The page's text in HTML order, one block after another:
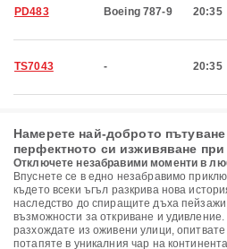
PD483 Boeing 787-9 20:35
TS7043 - 20:35
Намерете най-доброто
перфектното си изживяване при
Отключете незабравими моменти в
Впуснете се в едно незабравимо
където всеки ъгъл разкрива нова
наследство до спиращите дъха
възможности за откриване и удивление.
разхождате из оживени улици,
потапяте в уникалния чар на